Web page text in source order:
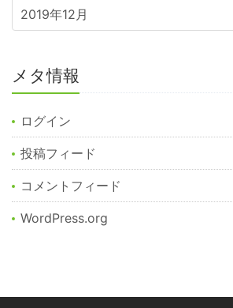
2019年12月
メタ情報
ログイン
投稿フィード
コメントフィード
WordPress.org